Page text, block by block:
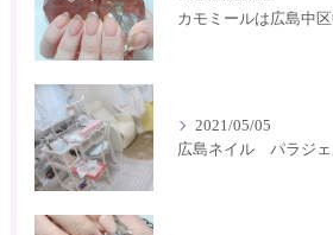
2021/05/05